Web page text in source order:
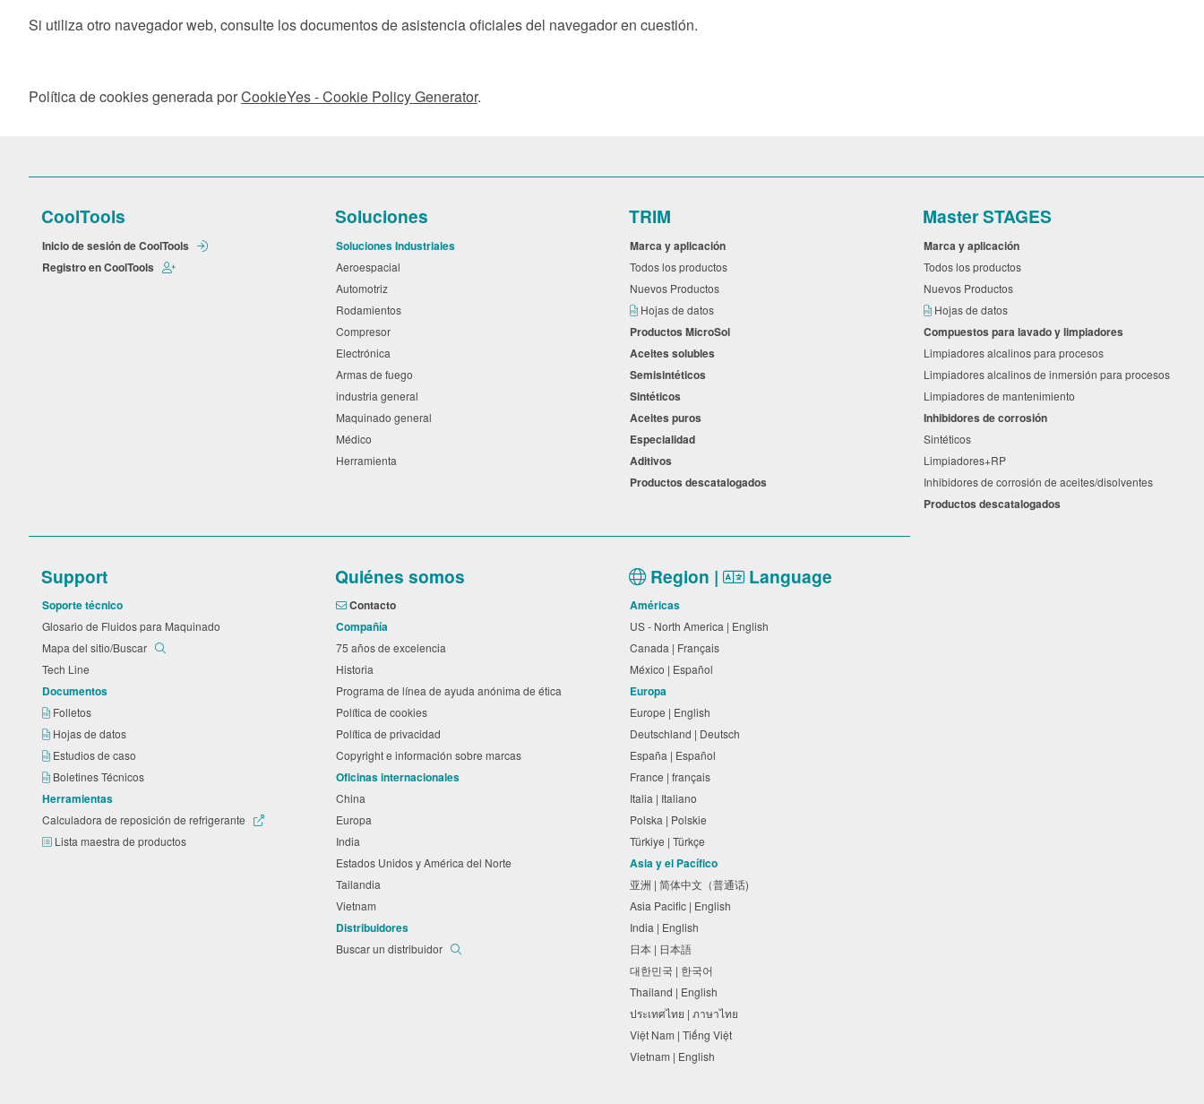
Si utiliza otro navegador web, consulte los documentos de asistencia oficiales del navegador en cuestión.
Política de cookies generada porCookieYes - Cookie Policy Generator.
CoolTools
Inicio de sesión de CoolTools
Registro en CoolTools
Soluciones
Soluciones Industriales
Aeroespacial
Automotriz
Rodamientos
Compresor
Electrónica
Armas de fuego
industria general
Maquinado general
Médico
Herramienta
TRIM
Marca y aplicación
Todos los productos
Nuevos Productos
Hojas de datos
Productos MicroSol
Aceites solubles
Semisintéticos
Sintéticos
Aceites puros
Especialidad
Aditivos
Productos descatalogados
Master STAGES
Marca y aplicación
Todos los productos
Nuevos Productos
Hojas de datos
Compuestos para lavado y limpiadores
Limpiadores alcalinos para procesos
Limpiadores alcalinos de inmersión para procesos
Limpiadores de mantenimiento
Inhibidores de corrosión
Sintéticos
Limpiadores+RP
Inhibidores de corrosión de aceites/disolventes
Productos descatalogados
Support
Soporte técnico
Glosario de Fluidos para Maquinado
Mapa del sitio/Buscar
Tech Line
Documentos
Folletos
Hojas de datos
Estudios de caso
Boletines Técnicos
Herramientas
Calculadora de reposición de refrigerante
Lista maestra de productos
Quiénes somos
Contacto
Compañía
75 años de excelencia
Historia
Programa de línea de ayuda anónima de ética
Política de cookies
Política de privacidad
Copyright e información sobre marcas
Oficinas internacionales
China
Europa
India
Estados Unidos y América del Norte
Tailandia
Vietnam
Distribuidores
Buscar un distribuidor
Region | Language
Américas
US - North America | English
Canada | Français
México | Español
Europa
Europe | English
Deutschland | Deutsch
España | Español
France | français
Italia | Italiano
Polska | Polskie
Türkiye | Türkçe
Asia y el Pacífico
亚洲 | 简体中文（普通话)
Asia Pacific | English
India | English
日本 | 日本語
대한민국 | 한국어
Thailand | English
ประเทศไทย | ภาษาไทย
Việt Nam | Tiếng Việt
Vietnam | English